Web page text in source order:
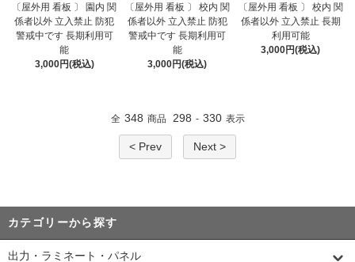
〔屋外用 看板 〕 園内 関
係者以外 立入禁止 防犯
警戒中です 長期利用可
能
3,000円(税込)
〔屋外用 看板 〕 校内 関
係者以外 立入禁止 防犯
警戒中です 長期利用可
能
3,000円(税込)
〔屋外用 看板 〕 校内 関
係者以外 立入禁止 長期
利用可能
3,000円(税込)
全 348 商品 298 - 330 表示
< Prev Next >
カテゴリーから探す
出力・ラミネート・パネル